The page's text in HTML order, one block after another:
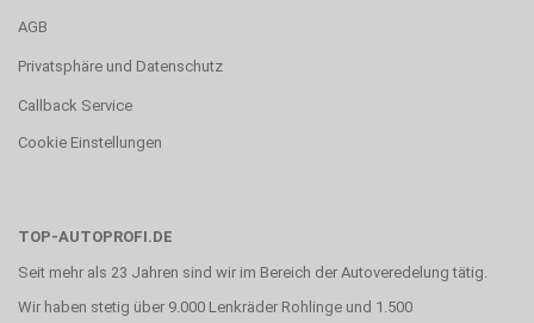
AGB
Privatsphäre und Datenschutz
Callback Service
Cookie Einstellungen
TOP-AUTOPROFI.DE
Seit mehr als 23 Jahren sind wir im Bereich der Autoveredelung tätig.
Wir haben stetig über 9.000 Lenkräder Rohlinge und 1.500